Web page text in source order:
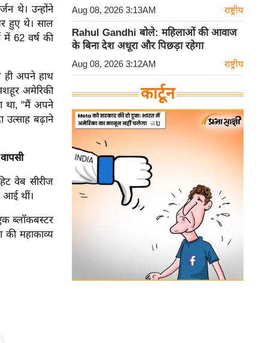
थे। उन्होंने
हुए थे। साल
62 वर्ष की
ही अपने हाथ
अमेरिकी
था, "मैं अपने
बढ़ाने
वेब सीरीज
आई थीं।
ब्लॉकबस्टर
की महाकाव्य
Aug 08, 2026 3:13AM राष्ट्रीय
Rahul Gandhi बोले: महिलाओं की आवाज
के बिना देश अधूरा और पिछड़ा रहेगा
Aug 08, 2026 3:12AM राष्ट्रीय
कार्टून